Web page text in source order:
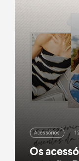
Acessórios
Os